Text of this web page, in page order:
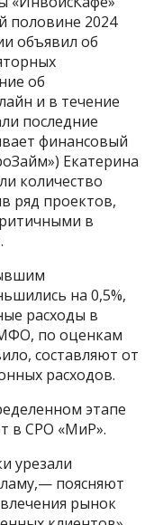
половине 2024
объявил об
об
и в течение
последние
финансовый
Екатерина
количество
ряд проектов,
в
на 0,5%,
расходы в
МФО, по оценкам
составляют от
расходов.
этапе
в СРО «МиР».
урезали
поясняют
рынок